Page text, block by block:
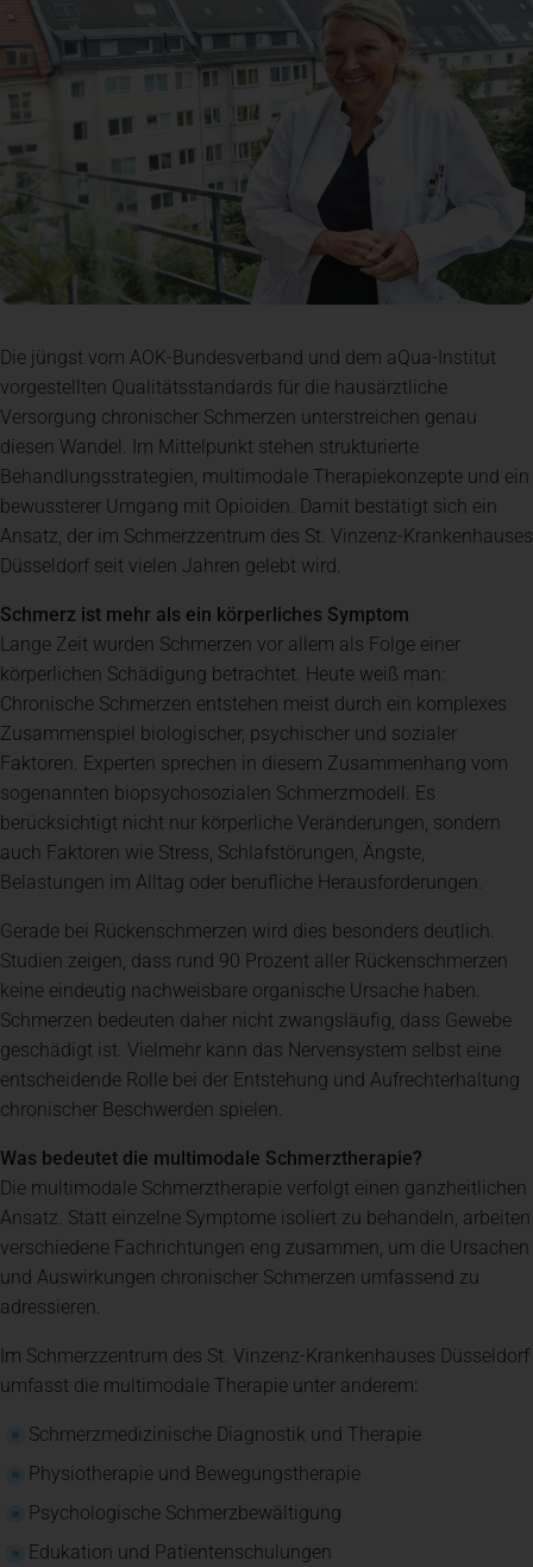
Veranstaltungen
Die jüngst vom AOK-Bundesverband und dem aQua-Institut
vorgestellten Qualitätsstandards für die hausärztliche
Versorgung chronischer Schmerzen unterstreichen genau
diesen Wandel. Im Mittelpunkt stehen strukturierte
Behandlungsstrategien, multimodale Therapiekonzepte und ein
bewussterer Umgang mit Opioiden. Damit bestätigt sich ein
Ansatz, der im Schmerzzentrum des St. Vinzenz-Krankenhauses
Düsseldorf seit vielen Jahren gelebt wird.
Schmerz ist mehr als ein körperliches Symptom
Lange Zeit wurden Schmerzen vor allem als Folge einer
körperlichen Schädigung betrachtet. Heute weiß man:
Chronische Schmerzen entstehen meist durch ein komplexes
Zusammenspiel biologischer, psychischer und sozialer
Faktoren. Experten sprechen in diesem Zusammenhang vom
sogenannten biopsychosozialen Schmerzmodell. Es
berücksichtigt nicht nur körperliche Veränderungen, sondern
auch Faktoren wie Stress, Schlafstörungen, Ängste,
Belastungen im Alltag oder berufliche Herausforderungen.
Gerade bei Rückenschmerzen wird dies besonders deutlich.
Studien zeigen, dass rund 90 Prozent aller Rückenschmerzen
keine eindeutig nachweisbare organische Ursache haben.
Schmerzen bedeuten daher nicht zwangsläufig, dass Gewebe
geschädigt ist. Vielmehr kann das Nervensystem selbst eine
entscheidende Rolle bei der Entstehung und Aufrechterhaltung
chronischer Beschwerden spielen.
Was bedeutet die multimodale Schmerztherapie?
Die multimodale Schmerztherapie verfolgt einen ganzheitlichen
Ansatz. Statt einzelne Symptome isoliert zu behandeln, arbeiten
verschiedene Fachrichtungen eng zusammen, um die Ursachen
und Auswirkungen chronischer Schmerzen umfassend zu
adressieren.
Im Schmerzzentrum des St. Vinzenz-Krankenhauses Düsseldorf
umfasst die multimodale Therapie unter anderem:
Schmerzmedizinische Diagnostik und Therapie
Physiotherapie und Bewegungstherapie
Psychologische Schmerzbewältigung
Edukation und Patientenschulungen